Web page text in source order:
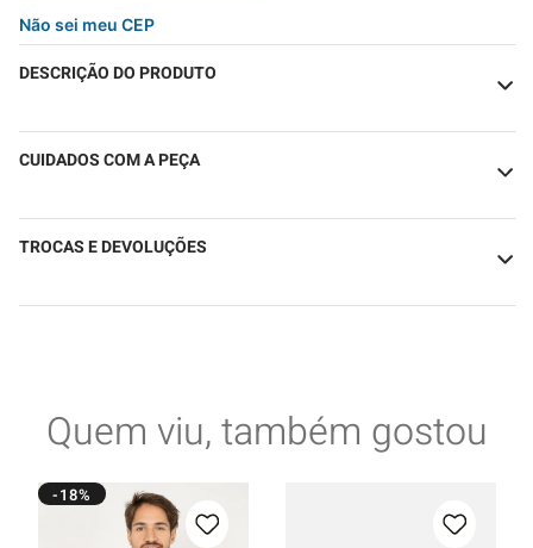
Não sei meu CEP
DESCRIÇÃO DO PRODUTO
CUIDADOS COM A PEÇA
TROCAS E DEVOLUÇÕES
Quem viu, também gostou
-18%